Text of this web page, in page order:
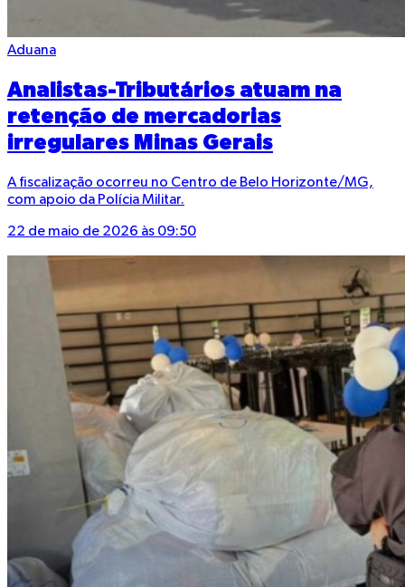
Aduana
Analistas-Tributários atuam na
retenção de mercadorias
irregulares Minas Gerais
A fiscalização ocorreu no Centro de Belo Horizonte/MG,
com apoio da Polícia Militar.
22 de maio de 2026 às 09:50